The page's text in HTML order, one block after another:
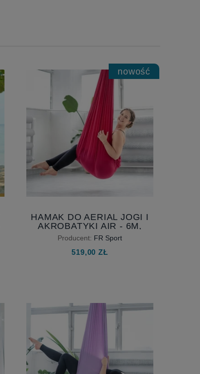
HAMAK DO AERIAL JOGI I
AKROBATYKI AIR - 6M,
SZEROKOŚĆ 230 CM,
AERIAL YOGA HAMMOCK
Producent: FR Sport
519,00 ZŁ
nowość